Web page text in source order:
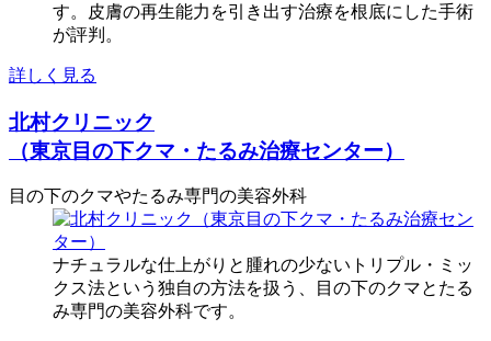
す。皮膚の再生能力を引き出す治療を根底にした手術
が評判。
詳しく見る
北村クリニック
（東京目の下クマ・たるみ治療センター）
目の下のクマやたるみ専門の美容外科
ナチュラルな仕上がりと腫れの少ないトリプル・ミッ
クス法という独自の方法を扱う、目の下のクマとたる
み専門の美容外科です。